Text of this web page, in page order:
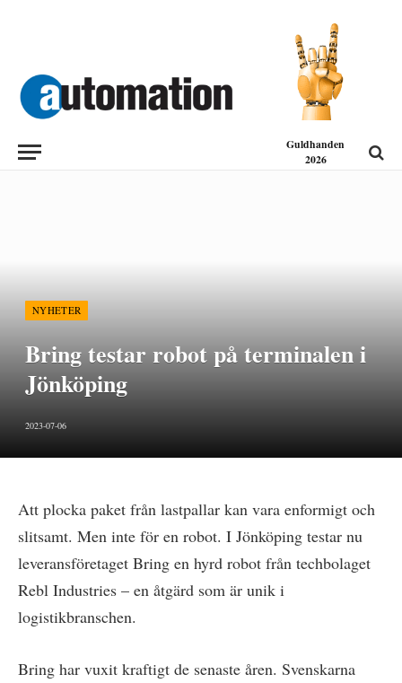
Guldhanden
2026
NYHETER
Bring testar robot på terminalen i
Jönköping
2023-07-06
Att plocka paket från lastpallar kan vara enformigt och
slitsamt. Men inte för en robot. I Jönköping testar nu
leveransföretaget Bring en hyrd robot från techbolaget
Rebl Industries – en åtgärd som är unik i
logistikbranschen.
Bring har vuxit kraftigt de senaste åren. Svenskarna